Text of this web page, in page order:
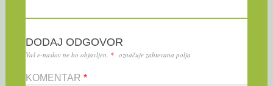
DODAJ ODGOVOR
Vaš e-naslov ne bo objavljen. * označuje zahtevana polja
KOMENTAR *